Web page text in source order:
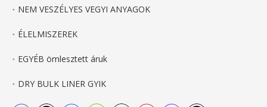
NEM VESZÉLYES VEGYI ANYAGOK
ÉLELMISZEREK
EGYÉB ömlesztett áruk
DRY BULK LINER GYIK